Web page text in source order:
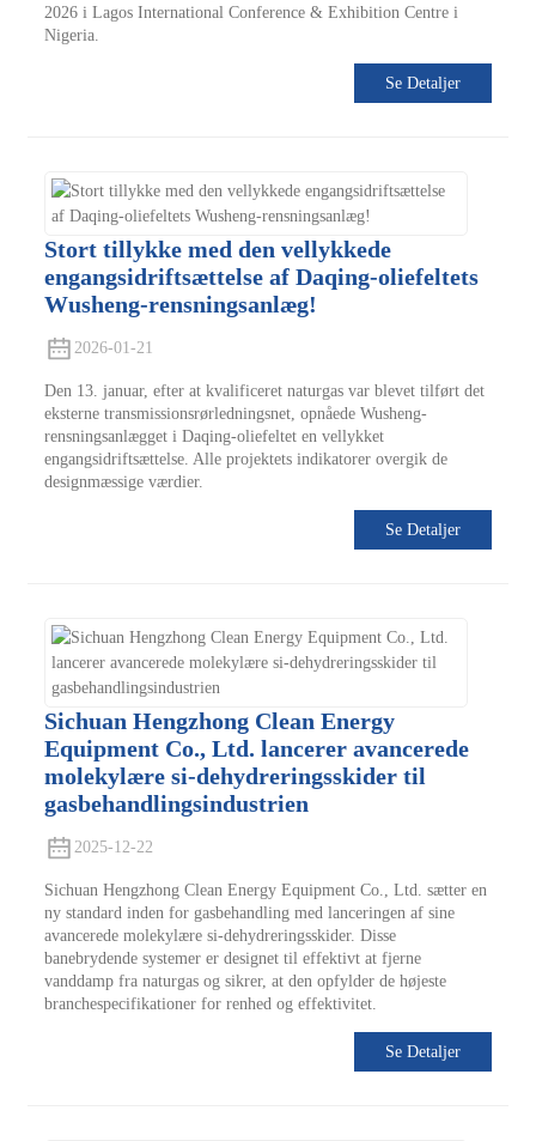
2026 i Lagos International Conference & Exhibition Centre i
Nigeria.
Se Detaljer
Stort tillykke med den vellykkede
engangsidriftsættelse af Daqing-oliefeltets
Wusheng-rensningsanlæg!
2026-01-21
Den 13. januar, efter at kvalificeret naturgas var blevet tilført det
eksterne transmissionsrørledningsnet, opnåede Wusheng-
rensningsanlægget i Daqing-oliefeltet en vellykket
engangsidriftsættelse. Alle projektets indikatorer overgik de
designmæssige værdier.
Se Detaljer
Sichuan Hengzhong Clean Energy
Equipment Co., Ltd. lancerer avancerede
molekylære si-dehydreringsskider til
gasbehandlingsindustrien
2025-12-22
Sichuan Hengzhong Clean Energy Equipment Co., Ltd. sætter en
ny standard inden for gasbehandling med lanceringen af ​​sine
avancerede molekylære si-dehydreringsskider. Disse
banebrydende systemer er designet til effektivt at fjerne
vanddamp fra naturgas og sikrer, at den opfylder de højeste
branchespecifikationer for renhed og effektivitet.
Se Detaljer